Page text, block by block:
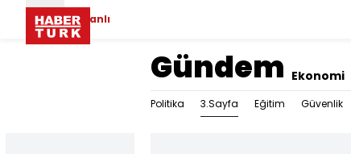
Canlı
Gündem Ekonomi
Politika 3.Sayfa Eğitim Güvenlik